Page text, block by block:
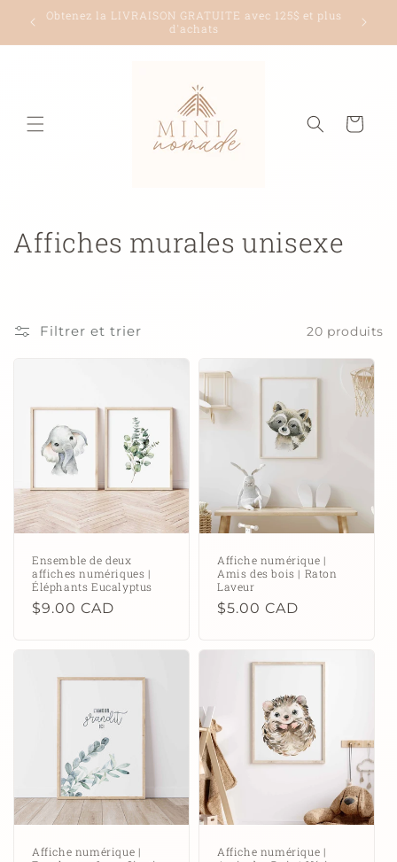
passer
Livraison à partir de 5$ seulement!
Panier
C
l
i
o
Affiches murales unisexe
Filtrer et trier 20 produits
Ensemble de deux
affiches numériques |
Éléphants Eucalyptus
Prix
$9.00 CAD
Affiche numérique |
Amis des bois | Raton
Laveur
Prix
$5.00 CAD
Affiche numérique |
Affiche numérique |